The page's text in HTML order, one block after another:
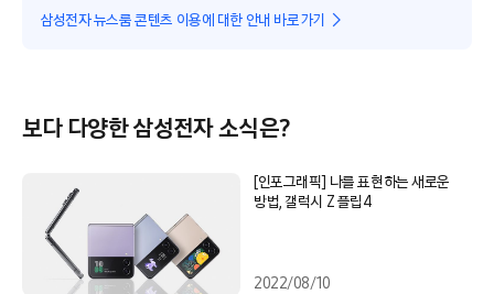
삼성전자 뉴스룸 콘텐츠 이용에 대한 안내 바로가기
보다 다양한 삼성전자 소식은?
[인포그래픽] 나를 표현하는 새로운
방법, 갤럭시 Z 플립4
2022/08/10